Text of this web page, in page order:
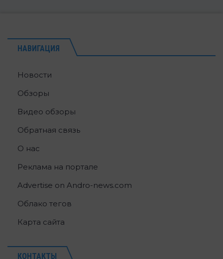
НАВИГАЦИЯ
Новости
Обзоры
Видео обзоры
Обратная связь
О нас
Реклама на портале
Advertise on Andro-news.com
Облако тегов
Карта сайта
КОНТАКТЫ